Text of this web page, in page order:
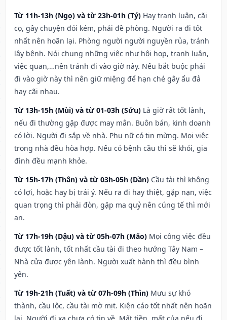
Từ 11h-13h (Ngọ) và từ 23h-01h (Tý) Hay tranh luận, cãi
cọ, gây chuyện đói kém, phải đề phòng. Người ra đi tốt
nhất nên hoãn lại. Phòng người người nguyền rủa, tránh
lây bệnh. Nói chung những việc như hội họp, tranh luận,
việc quan,…nên tránh đi vào giờ này. Nếu bắt buộc phải
đi vào giờ này thì nên giữ miệng để hạn ché gây ẩu đả
hay cãi nhau.
Từ 13h-15h (Mùi) và từ 01-03h (Sửu) Là giờ rất tốt lành,
nếu đi thường gặp được may mắn. Buôn bán, kinh doanh
có lời. Người đi sắp về nhà. Phụ nữ có tin mừng. Mọi việc
trong nhà đều hòa hợp. Nếu có bệnh cầu thì sẽ khỏi, gia
đình đều mạnh khỏe.
Từ 15h-17h (Thân) và từ 03h-05h (Dần) Cầu tài thì không
có lợi, hoặc hay bị trái ý. Nếu ra đi hay thiệt, gặp nạn, việc
quan trọng thì phải đòn, gặp ma quỷ nên cúng tế thì mới
an.
Từ 17h-19h (Dậu) và từ 05h-07h (Mão) Mọi công việc đều
được tốt lành, tốt nhất cầu tài đi theo hướng Tây Nam –
Nhà cửa được yên lành. Người xuất hành thì đều bình
yên.
Từ 19h-21h (Tuất) và từ 07h-09h (Thìn) Mưu sự khó
thành, cầu lộc, cầu tài mờ mịt. Kiện cáo tốt nhất nên hoãn